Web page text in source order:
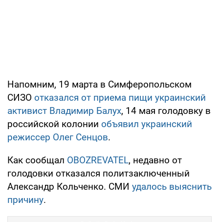
Напомним, 19 марта в Симферопольском
СИЗО отказался от приема пищи украинский
активист Владимир Балух, 14 мая голодовку в
российской колонии объявил украинский
режиссер Олег Сенцов.
Как сообщал OBOZREVATEL, недавно от
голодовки отказался политзаключенный
Александр Кольченко. СМИ удалось выяснить
причину.